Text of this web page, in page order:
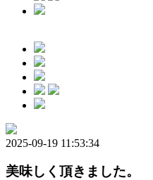
2025-09-19 11:53:34
美味しく頂きました。